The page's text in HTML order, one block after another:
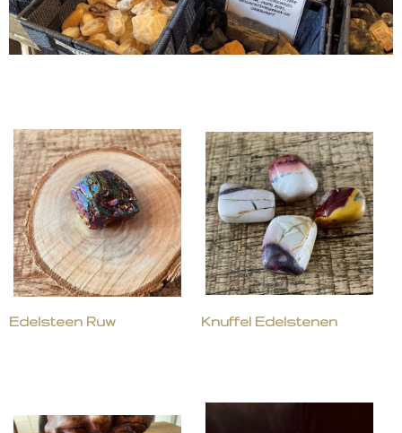
Edelsteen Ruw Knuffel Edelstenen